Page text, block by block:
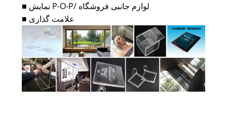
■ نمایش P-O-P/ لوازم جانبی فروشگاه
■ علامت گذاری